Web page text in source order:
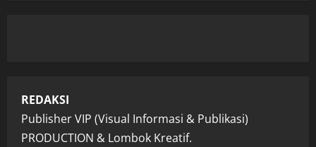
REDAKSI
Publisher VIP (Visual Informasi & Publikasi)
PRODUCTION & Lombok Kreatif.